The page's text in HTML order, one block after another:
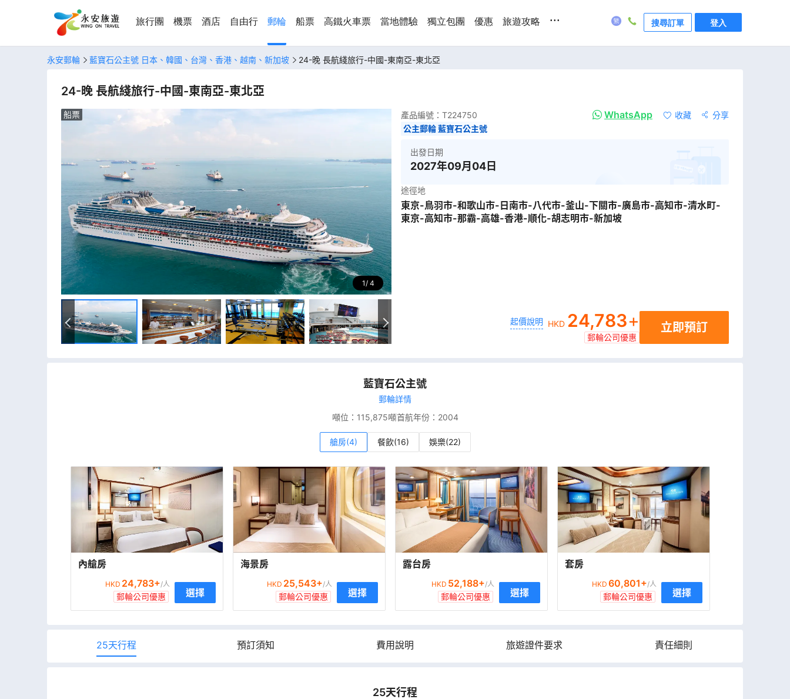
旅行團 機票 酒店 自由行 郵輪 船票 高鐵火車票 當地體驗 獨立包團 優惠 旅遊攻略 ... 搜尋訂單 登入
永安郵輪 藍寶石公主號 日本、韓國、台灣、香港、越南、新加坡 24-晚 長航綫旅行-中國-東南亞-東北亞
24-晚 長航綫旅行-中國-東南亞-東北亞
1 4
船票 產品編號： T224750 WhatsApp 收藏
分享
公主郵輪 藍寶石公主號
出發日期
2027年09月04日
途徑地
東京-鳥羽市-和歌山市-日南市-八代市-釜山-下關市-廣島市-高知市-清水町-
東京-高知市-那霸-高雄-香港-順化-胡志明市-新加坡
起價說明 HKD 24,783+
郵輪公司優惠
立即預訂
藍寶石公主號
郵輪詳情
噸位： 115,875噸首航年份： 2004
艙房(4) 餐飲(16) 娛樂(22)
內艙房
HKD 24,783+/人
郵輪公司優惠 選擇
海景房
HKD 25,543+/人
郵輪公司優惠 選擇
露台房
HKD 52,188+/人
郵輪公司優惠 選擇
套房
HKD 60,801+/人
郵輪公司優惠 選擇
25天行程 預訂須知 費用說明 旅遊證件要求 責任細則
25天行程